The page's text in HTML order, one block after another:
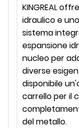
KINGREAL
idraulico e
sistema
espansione
nucleo per
diverse
disponibile
carrello per il
del metallo.
di una